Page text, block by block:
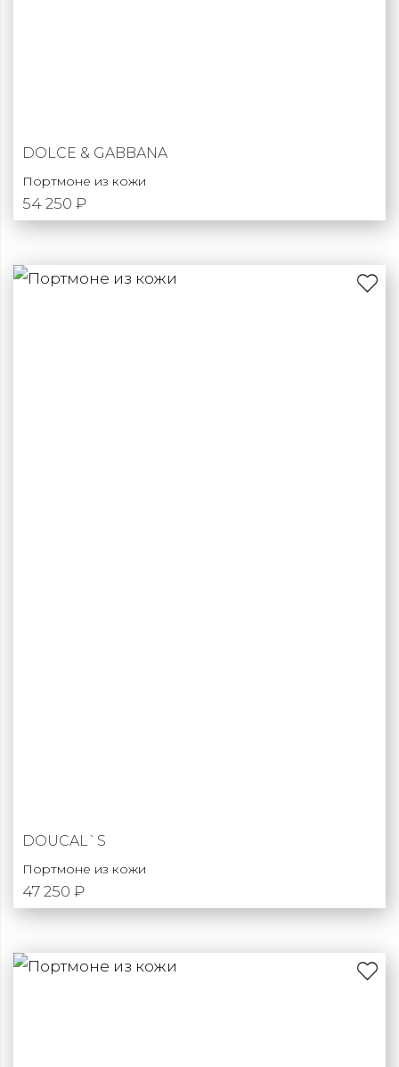
DOLCE & GABBANA
Портмоне из кожи
54 250 ₽
DOUCAL`S
Портмоне из кожи
47 250 ₽